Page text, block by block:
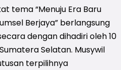
tema “Menuju Era Baru
Berjaya” berlangsung
dengan dihadiri oleh 10
Selatan. Musywil
terpilihnya